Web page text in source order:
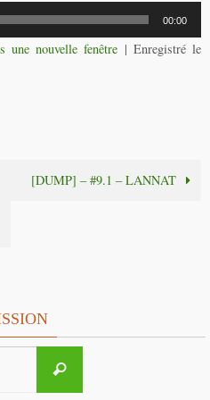
00:00
une nouvelle fenêtre | Enregistré le
[DUMP] – #9.1 – LANNAT
Recherche